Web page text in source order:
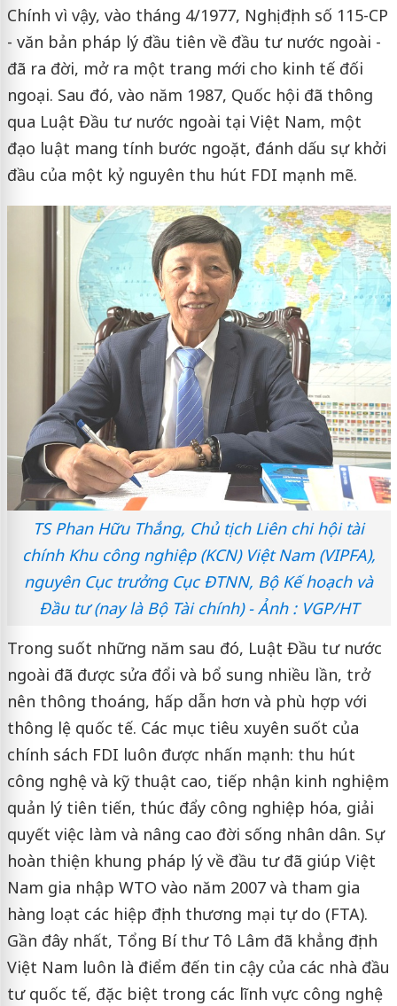
Chính vì vậy, vào tháng 4/1977, Nghị định số 115-CP
- văn bản pháp lý đầu tiên về đầu tư nước ngoài -
đã ra đời, mở ra một trang mới cho kinh tế đối
ngoại. Sau đó, vào năm 1987, Quốc hội đã thông
qua Luật Đầu tư nước ngoài tại Việt Nam, một
đạo luật mang tính bước ngoặt, đánh dấu sự khởi
đầu của một kỷ nguyên thu hút FDI mạnh mẽ.
TS Phan Hữu Thắng, Chủ tịch Liên chi hội tài
chính Khu công nghiệp (KCN) Việt Nam (VIPFA),
nguyên Cục trưởng Cục ĐTNN, Bộ Kế hoạch và
Đầu tư (nay là Bộ Tài chính) - Ảnh : VGP/HT
Trong suốt những năm sau đó, Luật Đầu tư nước
ngoài đã được sửa đổi và bổ sung nhiều lần, trở
nên thông thoáng, hấp dẫn hơn và phù hợp với
thông lệ quốc tế. Các mục tiêu xuyên suốt của
chính sách FDI luôn được nhấn mạnh: thu hút
công nghệ và kỹ thuật cao, tiếp nhận kinh nghiệm
quản lý tiên tiến, thúc đẩy công nghiệp hóa, giải
quyết việc làm và nâng cao đời sống nhân dân. Sự
hoàn thiện khung pháp lý về đầu tư đã giúp Việt
Nam gia nhập WTO vào năm 2007 và tham gia
hàng loạt các hiệp định thương mại tự do (FTA).
Gần đây nhất, Tổng Bí thư Tô Lâm đã khẳng định
Việt Nam luôn là điểm đến tin cậy của các nhà đầu
tư quốc tế, đặc biệt trong các lĩnh vực công nghệ